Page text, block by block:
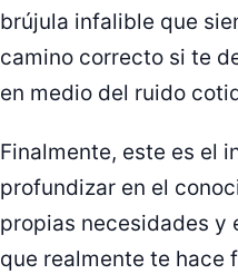
brújula infalible que
camino correcto si te
en medio del ruido
Finalmente, este es el
profundizar en el
propias necesidades y
que realmente te hace